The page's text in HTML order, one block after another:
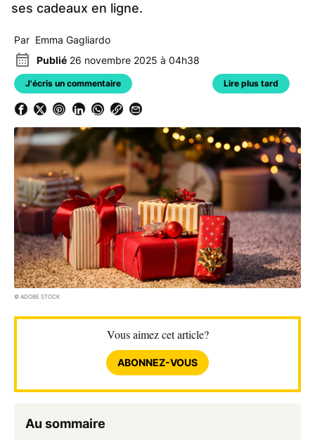
ses cadeaux en ligne.
Par Emma Gagliardo
Publié 26 novembre 2025 à 04h38
J'écris un commentaire Lire plus tard
© ADOBE STOCK
Vous aimez cet article?
ABONNEZ-VOUS
Au sommaire